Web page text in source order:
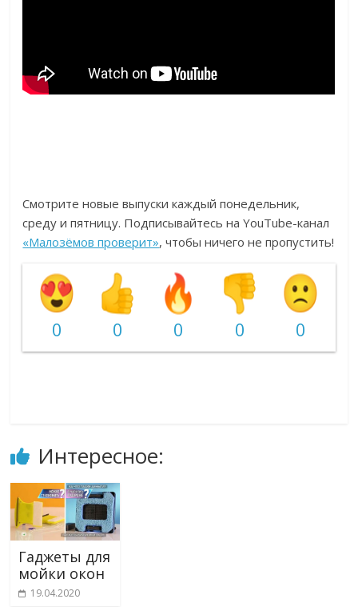
Смотрите новые выпуски каждый понедельник,
среду и пятницу. Подписывайтесь на YouTube-канал
«Малозёмов проверит», чтобы ничего не пропустить!
0 0 0 0 0
Интересное:
Гаджеты для
мойки окон
19.04.2020